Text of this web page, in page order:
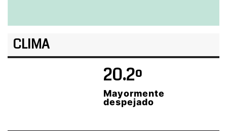
CLIMA
20.2º
Mayormente
despejado